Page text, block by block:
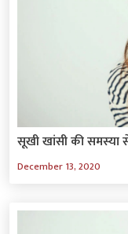
सूखी खांसी की समस्‍या
December 13, 2020